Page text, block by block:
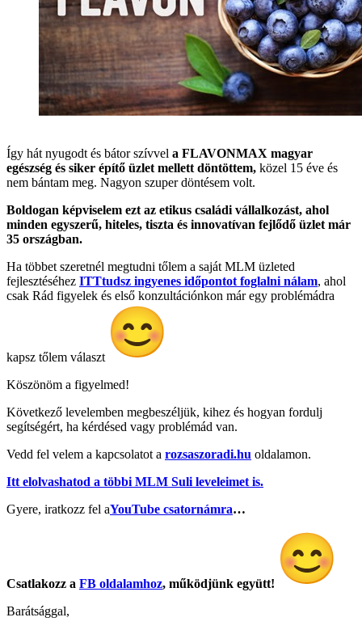
Így hát nyugodt és bátor szívvel a FLAVONMAX magyar
egészség és siker építő üzlet mellett döntöttem, közel 15 éve és
nem bántam meg. Nagyon szuper döntésem volt.
Boldogan képviselem ezt az etikus családi vállalkozást, ahol
minden egyszerű, hiteles, tiszta és innovatívan fejlődő üzlet már
35 országban.
Ha többet szeretnél megtudni tőlem a saját MLM üzleted
fejlesztéséhez ITTtudsz ingyenes időpontot foglalni nálam, ahol
csak Rád figyelek és első konzultációnkon már egy problémádra
kapsz tőlem választ
Köszönöm a figyelmed!
Következő levelemben megbeszéljük, kihez és hogyan fordulj
segítségért, ha kérdésed vagy problémád van.
Vedd fel velem a kapcsolatot a rozsaszoradi.hu oldalamon.
Itt elolvashatod a többi MLM Suli leveleimet is.
Gyere, iratkozz fel aYouTube csatornámra…
Csatlakozz a FB oldalamhoz, működjünk együtt!
Barátsággal,